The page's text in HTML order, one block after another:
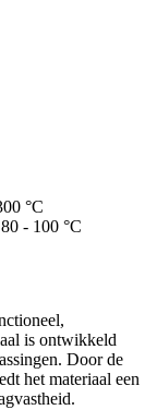
°C
80 - 100 °C
is ontwikkeld
Door de
het materiaal een